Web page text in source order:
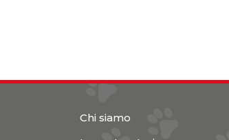
Chi siamo